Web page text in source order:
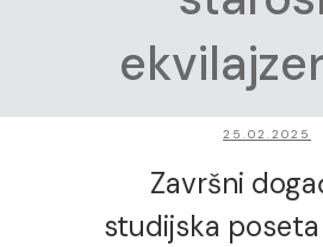
25.02.2025
Završni
studijska